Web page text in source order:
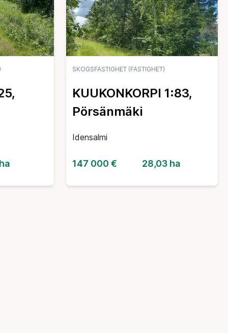
SKOGSFASTIGHET (FASTIGHET)
KUUKONKORPI 1:83,
Pörsänmäki
Idensalmi
147 000 € 28,03 ha